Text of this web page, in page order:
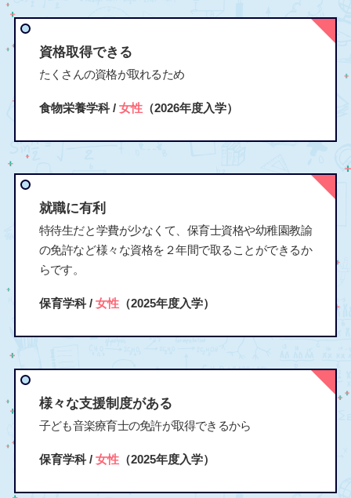
資格取得できる
たくさんの資格が取れるため
食物栄養学科 / 女性（2026年度入学）
就職に有利
特待生だと学費が少なくて、保育士資格や幼稚園教諭
の免許など様々な資格を２年間で取ることができるか
らです。
保育学科 / 女性（2025年度入学）
様々な支援制度がある
子ども音楽療育士の免許が取得できるから
保育学科 / 女性（2025年度入学）